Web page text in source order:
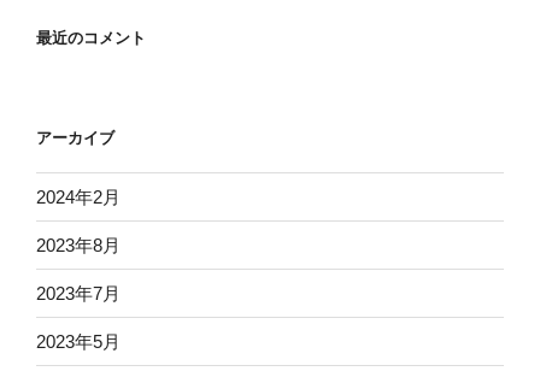
最近のコメント
アーカイブ
2024年2月
2023年8月
2023年7月
2023年5月